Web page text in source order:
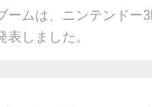
ームは、ニンテンドー
表しました。